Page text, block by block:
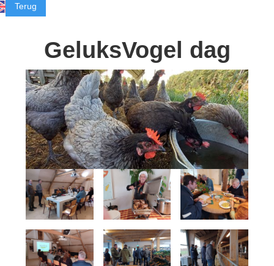
Terug
GeluksVogel dag